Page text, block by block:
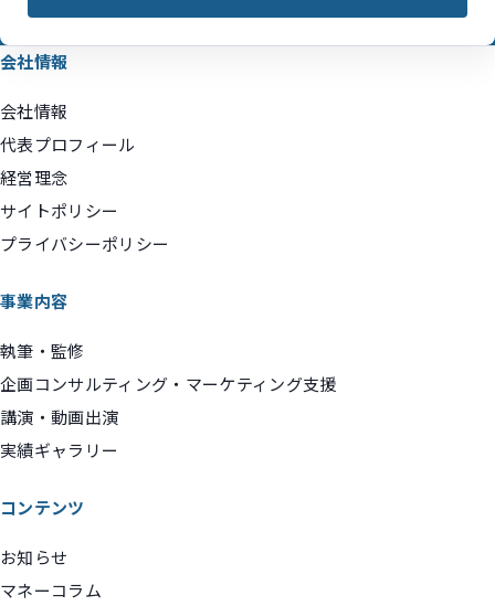
会社情報
会社情報
代表プロフィール
経営理念
サイトポリシー
プライバシーポリシー
事業内容
執筆・監修
企画コンサルティング・マーケティング支援
講演・動画出演
実績ギャラリー
コンテンツ
お知らせ
マネーコラム